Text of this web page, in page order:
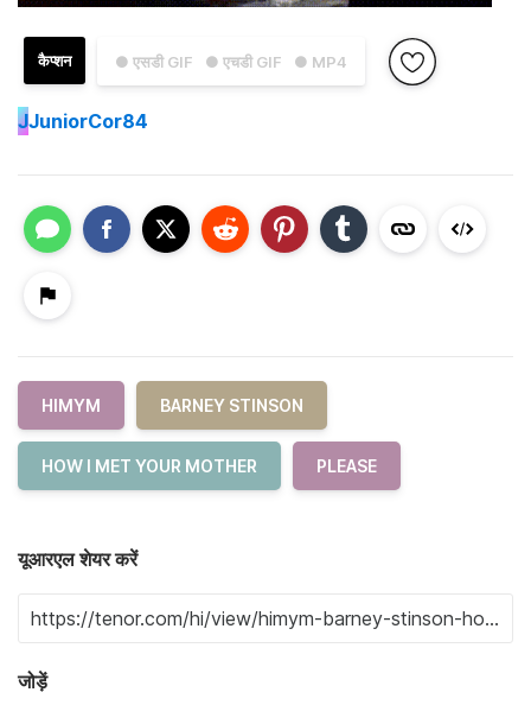
● एसडी GIF ● एचडी GIF ● MP4
कैप्शन
JJuniorCor84
HIMYM BARNEY STINSON
HOW I MET YOUR MOTHER PLEASE
यूआरएल शेयर करें
जोड़ें